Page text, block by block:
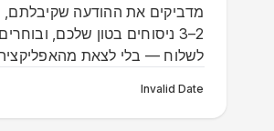
מדביקים את ההודעה שקיבלתם,
2–3 ניסוחים בטון שלכם,
לשלוח — בלי לצאת
Invalid Date